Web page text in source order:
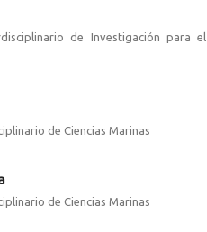
de Investigación para el
de Ciencias Marinas
de Ciencias Marinas